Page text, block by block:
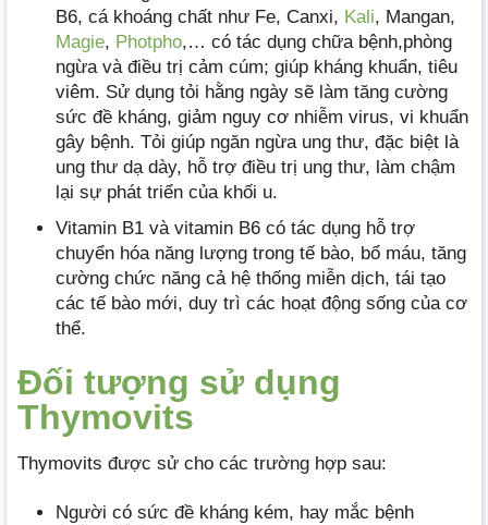
B6, cá khoáng chất như Fe, Canxi, Kali, Mangan,
Magie, Photpho,… có tác dụng chữa bệnh,phòng
ngừa và điều trị cảm cúm; giúp kháng khuẩn, tiêu
viêm. Sử dụng tỏi hằng ngày sẽ làm tăng cường
sức đề kháng, giảm nguy cơ nhiễm virus, vi khuẩn
gây bệnh. Tỏi giúp ngăn ngừa ung thư, đặc biệt là
ung thư dạ dày, hỗ trợ điều trị ung thư, làm chậm
lại sự phát triển của khối u.
Vitamin B1 và vitamin B6 có tác dụng hỗ trợ
chuyển hóa năng lượng trong tế bào, bổ máu, tăng
cường chức năng cả hệ thống miễn dịch, tái tạo
các tế bào mới, duy trì các hoạt động sống của cơ
thể.
Đối tượng sử dụng
Thymovits
Thymovits được sử cho các trường hợp sau:
Người có sức đề kháng kém, hay mắc bệnh